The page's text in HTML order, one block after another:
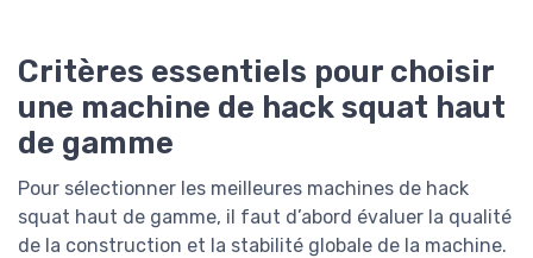
Critères essentiels pour choisir
une machine de hack squat haut
de gamme
Pour sélectionner les meilleures machines de hack
squat haut de gamme, il faut d’abord évaluer la qualité
de la construction et la stabilité globale de la machine.